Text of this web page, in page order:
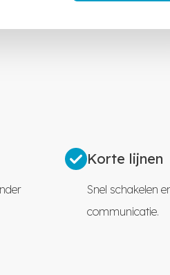
Korte lijnen
Snel schakelen
communicatie.